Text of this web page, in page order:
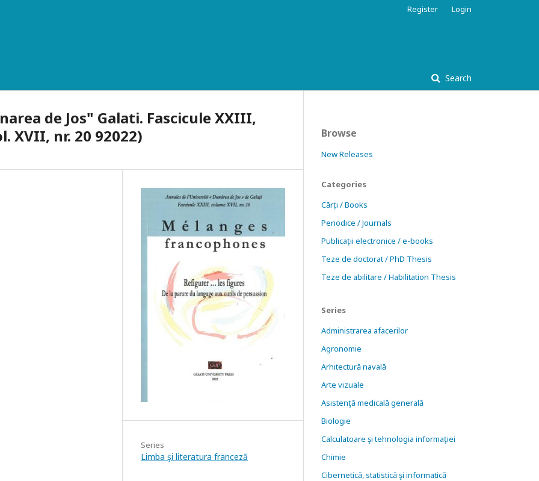
Search
Register Login
de Jos" Galati. Fascicule XXIII,
XVII, nr. 20 92022)
Series
Limba şi literatura franceză
Browse
New Releases
Categories
Cărți / Books
Periodice / Journals
Publicații electronice / e-books
Teze de doctorat / PhD Thesis
Teze de abilitare / Habilitation Thesis
Series
Administrarea afacerilor
Agronomie
Arhitectură navală
Arte vizuale
Asistenţă medicală generală
Biologie
Calculatoare şi tehnologia informaţiei
Chimie
Cibernetică, statistică şi informatică